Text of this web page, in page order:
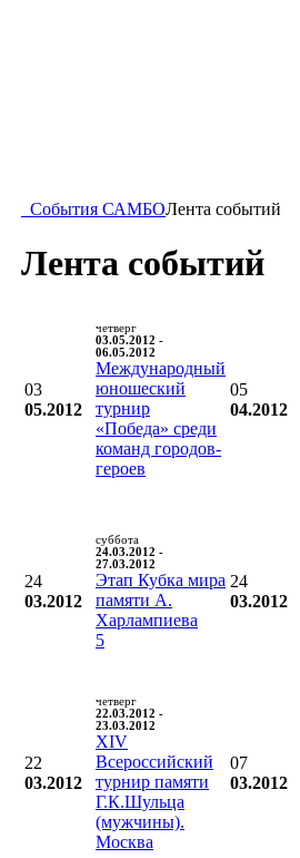
События САМБОЛента событий
Лента событий
03
05.2012
четверг
03.05.2012 -
06.05.2012
Международный
юношеский
турнир
«Победа» среди
команд городов-
героев
05
04.2012
24
03.2012
суббота
24.03.2012 -
27.03.2012
Этап Кубка мира
памяти А.
Харлампиева
5
24
03.2012
22
03.2012
четверг
22.03.2012 -
23.03.2012
XIV
Всероссийский
турнир памяти
Г.К.Шульца
(мужчины).
Москва
07
03.2012